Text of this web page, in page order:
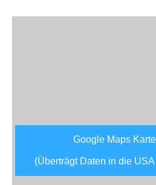
Google Maps
(Überträgt Daten in die